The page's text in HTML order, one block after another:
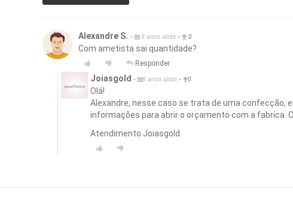
Alexandre S. • 5 anos atrás • 0
Com ametista sai quantidade?
Responder
Joiasgold • 5 anos atrás • 0
Olá!
Alexandre, nesse caso se trata de uma confecção,
informações para abrir o orçamento com a fabrica.
Atendimento Joiasgold